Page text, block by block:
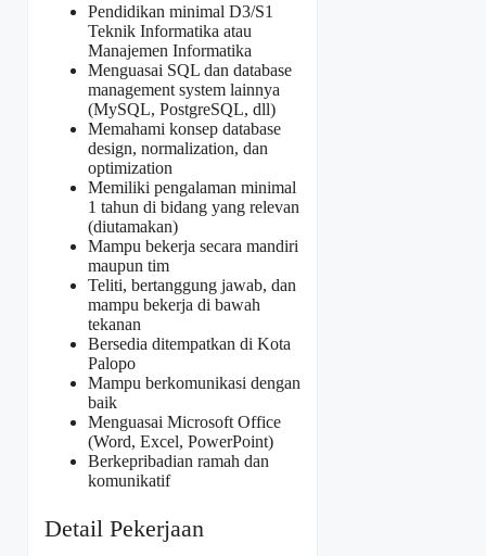
Pendidikan minimal D3/S1
Teknik Informatika atau
Manajemen Informatika
Menguasai SQL dan database
management system lainnya
(MySQL, PostgreSQL, dll)
Memahami konsep database
design, normalization, dan
optimization
Memiliki pengalaman minimal
1 tahun di bidang yang relevan
(diutamakan)
Mampu bekerja secara mandiri
maupun tim
Teliti, bertanggung jawab, dan
mampu bekerja di bawah
tekanan
Bersedia ditempatkan di Kota
Palopo
Mampu berkomunikasi dengan
baik
Menguasai Microsoft Office
(Word, Excel, PowerPoint)
Berkepribadian ramah dan
komunikatif
Detail Pekerjaan